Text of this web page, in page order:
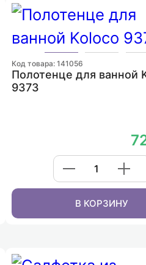
Код товара: 141056
Полотенце для ванной
9373
В КОРЗИНУ